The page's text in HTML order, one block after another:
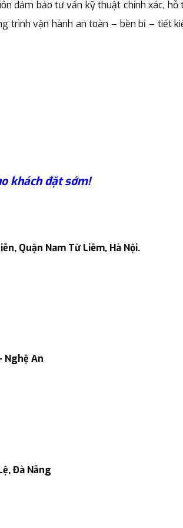
đảm bảo tư vấn kỹ thuật chính xác, hỗ
trình vận hành an toàn – bền bỉ – tiết
khách đặt sớm!
Quận Nam Từ Liêm, Hà Nội.
Nghệ An
Đà Nẵng